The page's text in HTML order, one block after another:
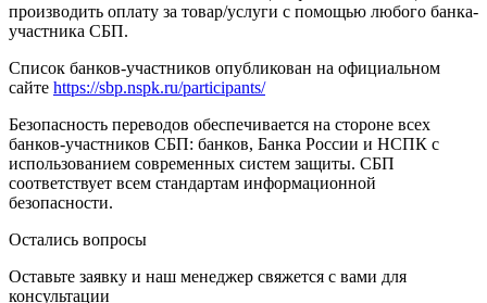
производить оплату за товар/услуги с помощью любого банка-
участника СБП.
Список банков-участников опубликован на официальном
сайте https://sbp.nspk.ru/participants/
Безопасность переводов обеспечивается на стороне всех
банков-участников СБП: банков, Банка России и НСПК с
использованием современных систем защиты. СБП
соответствует всем стандартам информационной
безопасности.
Остались вопросы
Оставьте заявку и наш менеджер свяжется с вами для
консультации